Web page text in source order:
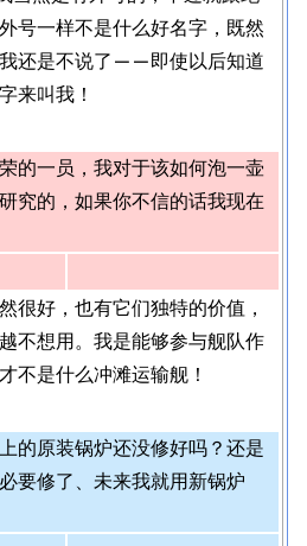
号一样不是什么好名字，既然
还是不说了——即使以后知道
来叫我！
的一员，我对于该如何泡一壶
究的，如果你不信的话我现在
很好，也有它们独特的价值，
不想用。我是能够参与舰队作
不是什么冲滩运输舰！
的原装锅炉还没修好吗？还是
要修了、未来我就用新锅炉